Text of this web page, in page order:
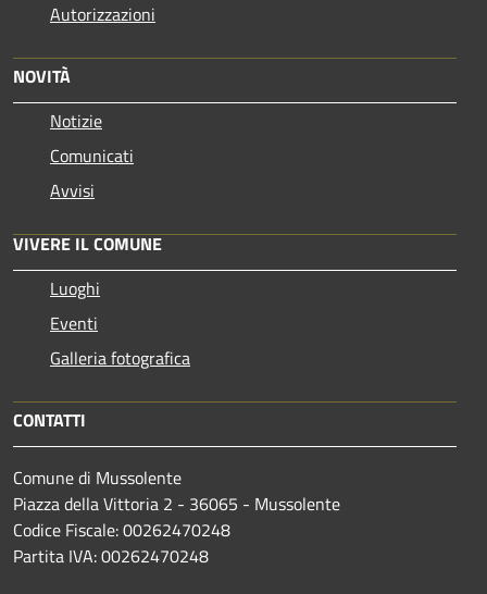
Autorizzazioni
NOVITÀ
Notizie
Comunicati
Avvisi
VIVERE IL COMUNE
Luoghi
Eventi
Galleria fotografica
CONTATTI
Comune di Mussolente
Piazza della Vittoria 2 - 36065 - Mussolente
Codice Fiscale: 00262470248
Partita IVA: 00262470248